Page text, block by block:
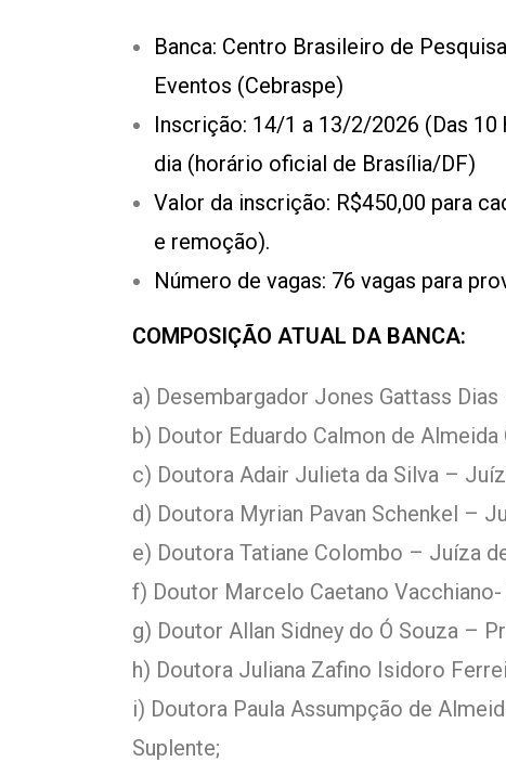
Banca: Centro Brasileiro de
Eventos (Cebraspe)
Inscrição: 14/1 a 13/2/2026 (Das
dia (horário oficial de Brasília/DF)
Valor da inscrição: R$450,00 para
e remoção).
Número de vagas: 76 vagas para
COMPOSIÇÃO ATUAL DA BANCA:
a) Desembargador Jones Gattass
b) Doutor Eduardo Calmon de
c) Doutora Adair Julieta da Silva –
d) Doutora Myrian Pavan Schenkel –
e) Doutora Tatiane Colombo – Juíza
f) Doutor Marcelo Caetano
g) Doutor Allan Sidney do Ó Souza –
h) Doutora Juliana Zafino Isidoro
i) Doutora Paula Assumpção de
Suplente;